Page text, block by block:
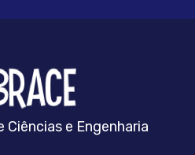
FEBRRACE
Ciências e Engenharia